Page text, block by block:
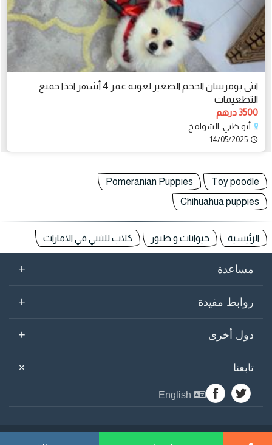
انثى بومرينيان الحجم الصغير لعوبة عمر 4 أشهر اخذا جميع
التطعيمات
3500 درهم
أبو ظبي، الشوامخ
14/05/2025
Toy poodle
Pomeranian Puppies
Chihuahua puppies
الرئيسية حيوانات و طيور كلاب للتبني في الامارات
مساعدة +
روابط مفيدة +
دول أخرى +
تابعنا +